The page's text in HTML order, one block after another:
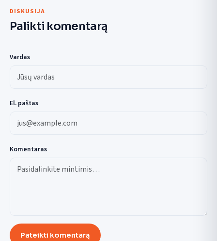
DISKUSIJA
Palikti komentarą
Vardas
El. paštas
Komentaras
Pateikti komentarą